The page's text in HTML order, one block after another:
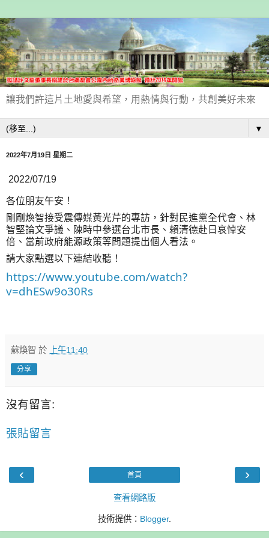
讓我們許這片土地愛與希望，用熱情與行動，共創美好未來
▼
2022年7月19日 星期二
2022/07/19
各位朋友午安！
剛剛煥智接受震傳媒黃光芹的專訪，針對民進黨全代會、林
智堅論文爭議、陳時中參選台北市長、賴清德赴日哀悼安
倍、當前政府能源政策等問題提出個人看法。
請大家點選以下連結收聽！
https://www.youtube.com/watch?
v=dhESw9o30Rs
蘇煥智 於 上午11:40
分享
沒有留言:
張貼留言
‹ ›
首頁
查看網路版
技術提供： Blogger.